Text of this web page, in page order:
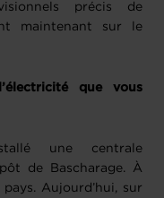
précis de
maintenant sur le
que vous
une centrale
de Bascharage. À
Aujourd’hui, sur